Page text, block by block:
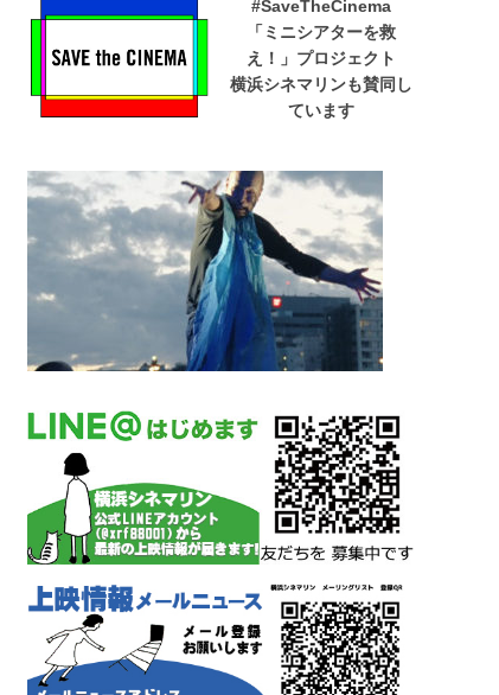
#SaveTheCinema
「ミニシアターを救
え！」プロジェクト
横浜シネマリンも賛同し
ています